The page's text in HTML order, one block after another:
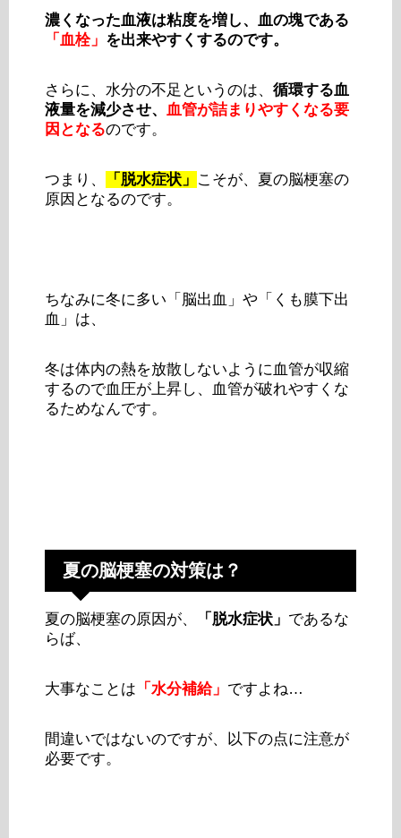
濃くなった血液は粘度を増し、血の塊である
「血栓」 を出来やすくするのです。
さらに、水分の不足というのは、 循環する血
液量を減少させ、 血管が詰まりやすくなる要
因となるのです。
つまり、 「脱水症状」 こそが、夏の脳梗塞の
原因となるのです。
ちなみに冬に多い「脳出血」や「くも膜下出
血」は、
冬は体内の熱を放散しないように血管が収縮
するので血圧が上昇し、血管が破れやすくな
るためなんです。
夏の脳梗塞の対策は？
夏の脳梗塞の原因が、 「脱水症状」 であるな
らば、
大事なことは 「水分補給」 ですよね…
間違いではないのですが、以下の点に注意が
必要です。